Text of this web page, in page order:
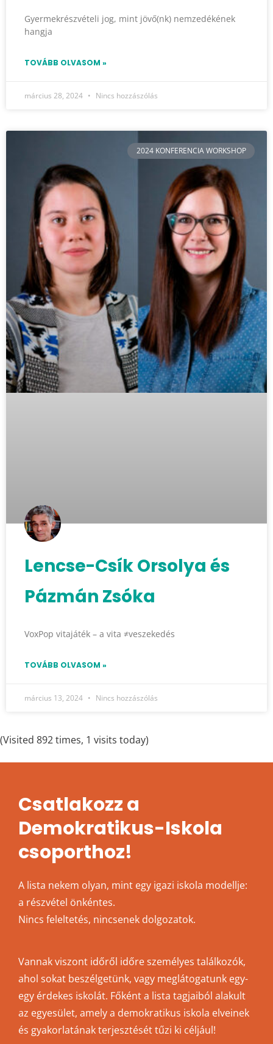
Gyermekrészvételi jog, mint jövő(nk) nemzedékének
hangja
TOVÁBB OLVASOM »
március 28, 2024 Nincs hozzászólás
2024 KONFERENCIA WORKSHOP
Lencse-Csík Orsolya és
Pázmán Zsóka
VoxPop vitajáték – a vita ≠veszekedés
TOVÁBB OLVASOM »
március 13, 2024 Nincs hozzászólás
(Visited 892 times, 1 visits today)
Csatlakozz a
Demokratikus-Iskola
csoporthoz!
A lista nekem olyan, mint egy igazi iskola modellje:
a részvétel önkéntes.
Nincs feleltetés, nincsenek dolgozatok.
Vannak viszont időről időre személyes találkozók,
ahol sokat beszélgetünk, vagy meglátogatunk egy-
egy érdekes iskolát. Főként a lista tagjaiból alakult
az egyesület, amely a demokratikus iskola elveinek
és gyakorlatának terjesztését tűzi ki céljául!